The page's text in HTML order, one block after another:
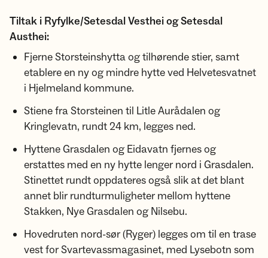
Tiltak i Ryfylke/Setesdal Vesthei og Setesdal
Austhei:
Fjerne Storsteinshytta og tilhørende stier, samt
etablere en ny og mindre hytte ved Helvetesvatnet
i Hjelmeland kommune.
Stiene fra Storsteinen til Litle Aurådalen og
Kringlevatn, rundt 24 km, legges ned.
Hyttene Grasdalen og Eidavatn fjernes og
erstattes med en ny hytte lenger nord i Grasdalen.
Stinettet rundt oppdateres også slik at det blant
annet blir rundturmuligheter mellom hyttene
Stakken, Nye Grasdalen og Nilsebu.
Hovedruten nord-sør (Ryger) legges om til en trase
vest for Svartevassmagasinet, med Lysebotn som